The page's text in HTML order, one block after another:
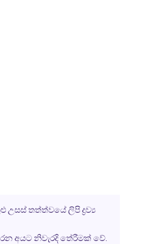
තත්ත්වයේ ලිපි ද්‍රව්‍ය
අයට නිවැරදි තේරීමක් වේ.